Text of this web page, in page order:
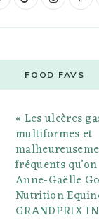
t
g
l
e
P
l
s
t
a
g
r
a
m
e
r
e
s
FOOD FAVS
« Les ulcères
multiformes et
fréquents
Anne-Gaëlle
Nutrition
GRANDPRIX